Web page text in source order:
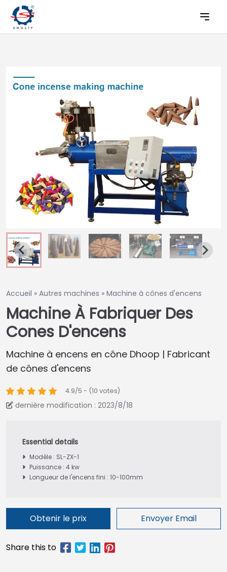
Accueil » Autres machines » Machine à cônes d'encens
Machine À Fabriquer Des
Cones D'encens
Machine à encens en cône Dhoop | Fabricant
de cônes d'encens
4.9/5 - (10 votes)
dernière modification : 2023/8/18
Modèle : SL-ZX-1
Puissance : 4 kw
Longueur de l'encens fini : 10-100mm
Obtenir le prix Envoyer Email